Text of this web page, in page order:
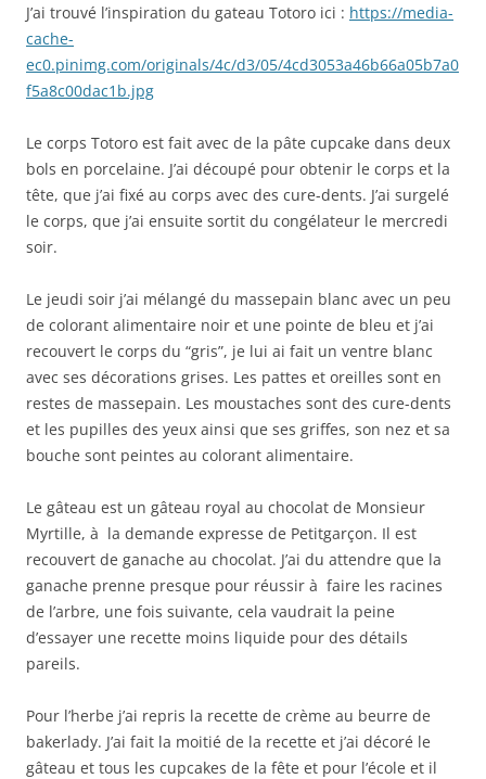
J’ai trouvé l’inspiration du gateau Totoro ici : https://media-
cache-
ec0.pinimg.com/originals/4c/d3/05/4cd3053a46b66a05b7a0
f5a8c00dac1b.jpg
Le corps Totoro est fait avec de la pâte cupcake dans deux
bols en porcelaine. J’ai découpé pour obtenir le corps et la
tête, que j’ai fixé au corps avec des cure-dents. J’ai surgelé
le corps, que j’ai ensuite sortit du congélateur le mercredi
soir.
Le jeudi soir j’ai mélangé du massepain blanc avec un peu
de colorant alimentaire noir et une pointe de bleu et j’ai
recouvert le corps du “gris”, je lui ai fait un ventre blanc
avec ses décorations grises. Les pattes et oreilles sont en
restes de massepain. Les moustaches sont des cure-dents
et les pupilles des yeux ainsi que ses griffes, son nez et sa
bouche sont peintes au colorant alimentaire.
Le gâteau est un gâteau royal au chocolat de Monsieur
Myrtille, à la demande expresse de Petitgarçon. Il est
recouvert de ganache au chocolat. J’ai du attendre que la
ganache prenne presque pour réussir à faire les racines
de l’arbre, une fois suivante, cela vaudrait la peine
d’essayer une recette moins liquide pour des détails
pareils.
Pour l’herbe j’ai repris la recette de crème au beurre de
bakerlady. J’ai fait la moitié de la recette et j’ai décoré le
gâteau et tous les cupcakes de la fête et pour l’école et il